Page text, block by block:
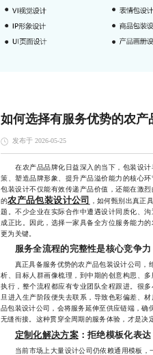
如何选择有服务优势的农产
发布于 2026-05-25
在农产品品牌化日益深入的当下，包装设计
策、塑造品牌形象、提升产品溢价能力的核心
包装设计不仅能有效传递产品价值，还能在激
的农产品包装设计公司
，如何甄别出真正
题。不少企业在实际合作中遭遇设计同质化、
成正比。因此，选择一家具备全方位服务能力
更为关键。
服务全流程的完整性是核心竞争力
真正具备服务优势的农产品包装设计公司，
析、目标人群画像梳理，到中期的创意构思、
执行，整个流程都应有专业团队全程跟进。很
旦进入生产阶段便失去联系，导致色彩偏差、
品包装设计公司，会将服务延伸至供应链端，确
无缝衔接。这种贯穿全周期的服务体验，才是决
定制化解决方案：拒绝模板化表达
当前市场上大量设计公司仍依赖通用模板，一